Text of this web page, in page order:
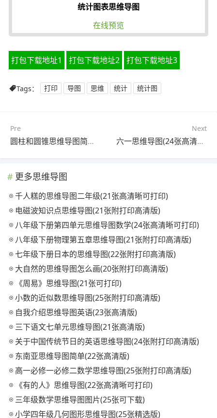
统计图表思维导图
在线预览
打包下载地址1 打包下载地址2 打包下载地址3
Tags： 打印 导图 思维 统计 统计图
Pre
圆柱和圆锥思维导图简单又漂亮(20张可下载)
Next
六一思维导图(24张高清晰可打印)
更多思维导图
千人糕的思维导图二年级(21张高清晰可打印)
电磁波知识点思维导图(21张附打印高清版)
八年级下册第四单元思维导图数学(24张高清晰可打印)
八年级下册物理第五章思维导图(21张附打印高清版)
七年级下册日本的思维导图(22张附打印高清版)
大自然的思维导图怎么画(20张附打印高清版)
《周易》思维导图(21张可打印)
小数的近似数思维导图(25张附打印高清版)
自我介绍思维导图英语(23张高清版)
三下语文七单元思维导图(21张高清版)
关于中国传统节日的英语思维导图(24张附打印高清版)
东南亚思维导图简单(22张高清版)
高一必修一必修二数学思维导图(25张附打印高清版)
《有的人》思维导图(22张高清晰可打印)
三年级数学思维导图图片(25张可下载)
小学四年级几何图形思维导图(25张精选版)